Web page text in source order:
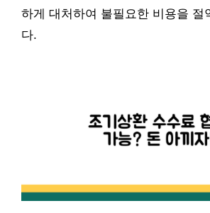
하게 대처하여 불필요한 비용을 절
다.